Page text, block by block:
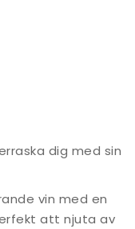
dig med sin
vin med en
att njuta av